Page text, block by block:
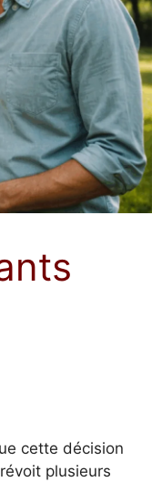
cette décision
plusieurs